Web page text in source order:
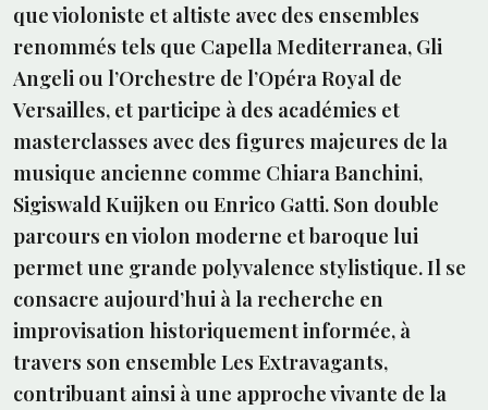
que violoniste et altiste avec des ensembles
renommés tels que Capella Mediterranea, Gli
Angeli ou l’Orchestre de l’Opéra Royal de
Versailles, et participe à des académies et
masterclasses avec des figures majeures de la
musique ancienne comme Chiara Banchini,
Sigiswald Kuijken ou Enrico Gatti. Son double
parcours en violon moderne et baroque lui
permet une grande polyvalence stylistique. Il se
consacre aujourd’hui à la recherche en
improvisation historiquement informée, à
travers son ensemble Les Extravagants,
contribuant ainsi à une approche vivante de la